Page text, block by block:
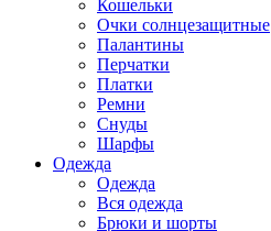
Кошельки
Очки солнцезащитные
Палантины
Перчатки
Платки
Ремни
Снуды
Шарфы
Одежда
Одежда
Вся одежда
Брюки и шорты